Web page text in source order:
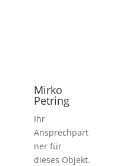
Mirko
Petring
Ihr
Ansprechpart
ner für
dieses Objekt.